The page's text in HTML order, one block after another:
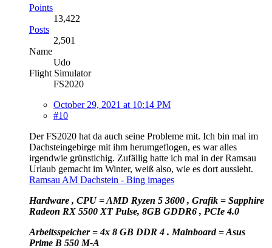
Points
13,422
Posts
2,501
Name
Udo
Flight Simulator
FS2020
October 29, 2021 at 10:14 PM
#10
Der FS2020 hat da auch seine Probleme mit. Ich bin mal im
Dachsteingebirge mit ihm herumgeflogen, es war alles
irgendwie grünstichig. Zufällig hatte ich mal in der Ramsau
Urlaub gemacht im Winter, weiß also, wie es dort aussieht.
Ramsau AM Dachstein - Bing images
Hardware , CPU = AMD Ryzen 5 3600 , Grafik = Sapphire
Radeon RX 5500 XT Pulse, 8GB GDDR6 , PCIe 4.0
Arbeitsspeicher = 4x 8 GB DDR 4 . Mainboard = Asus
Prime B 550 M-A